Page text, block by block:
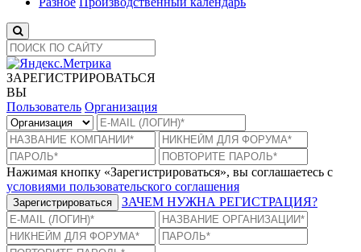
ЗАРЕГИСТРИРОВАТЬСЯ
ВЫ
Пользователь Организация
Нажимая кнопку «Зарегистрироваться», вы соглашаетесь с
условиями пользовательского соглашения
Зарегистрироваться ЗАЧЕМ НУЖНА РЕГИСТРАЦИЯ?